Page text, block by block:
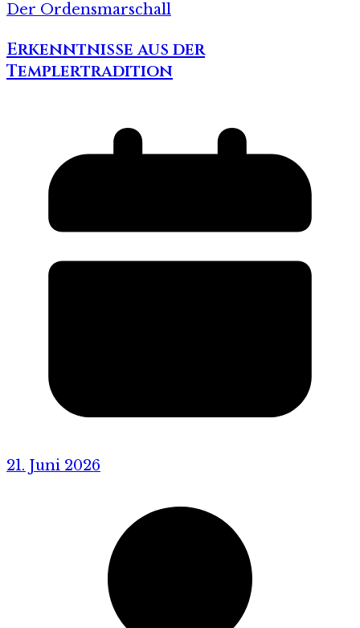
Der Ordensmarschall
Erkenntnisse aus der
Templertradition
21. Juni 2026